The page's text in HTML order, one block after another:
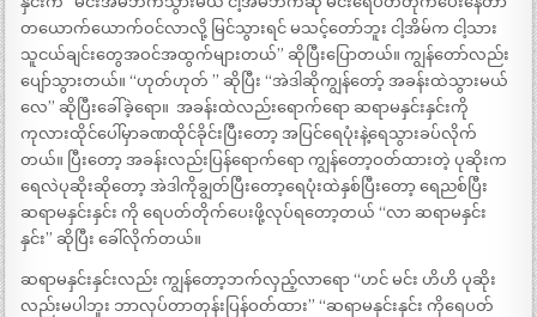
တယောက်ယောက်ဝင်လာလို့ မြင်သွားရင် မသင့်တော်ဘူး ငါ့အိမ်က ငါ့သား
သူငယ်ချင်းတွေအဝင်အထွက်များတယ်” ဆိုပြီးပြောတယ်။ ကျွန်တော်လည်း
ပျော်သွားတယ်။ “ဟုတ်ဟုတ် ” ဆိုပြီး “အဲဒါဆိုကျွန်တော့် အခန်းထဲသွားမယ်
လေ” ဆိုပြီးခေါ်ခဲ့ရော။ ‌ အခန်းထဲလည်းရောက်ရော ဆရာမနှင်းနှင်းကို
ကုလားထိုင်ပေါ်မှာခဏထိုင်ခိုင်းပြီးတော့ အပြင်ရေပုံးနဲ့ရေသွားခပ်လိုက်
တယ်။ ပြီးတော့ အခန်းလည်းပြန်ရောက်ရော ကျွန်တော့ဝတ်ထားတဲ့ ပုဆိုးက
ရေလဲပုဆိုးဆိုတော့ အဲဒါကိုချွတ်ပြီးတော့ရေပုံးထဲနှစ်ပြီးတော့ ရေညစ်ပြီး
ဆရာမနှင်းနှင်း ကို ရေပတ်တိုက်ပေးဖို့လုပ်ရတော့တယ် “‌လာ ဆရာမနှင်း
နှင်း” ဆိုပြီး ခေါ်လိုက်တယ်။
ဆရာမနှင်းနှင်းလည်း ကျွန်တော့ဘက်လှည့်လာရော “‌ဟင် မင်း ဟိဟိ ပုဆိုး
လည်းမပါဘူး ဘာလုပ်တာတုန်းပြန်ဝတ်ထား” “‌ဆရာမနှင်းနှင်း ကိုရေပတ်